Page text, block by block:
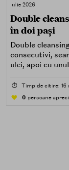
iulie 2026
Double
în doi pași
Double
consecutivi,
ulei, apoi cu
poluare. Al
⏱️ Timp de citire: 16
0 persoane